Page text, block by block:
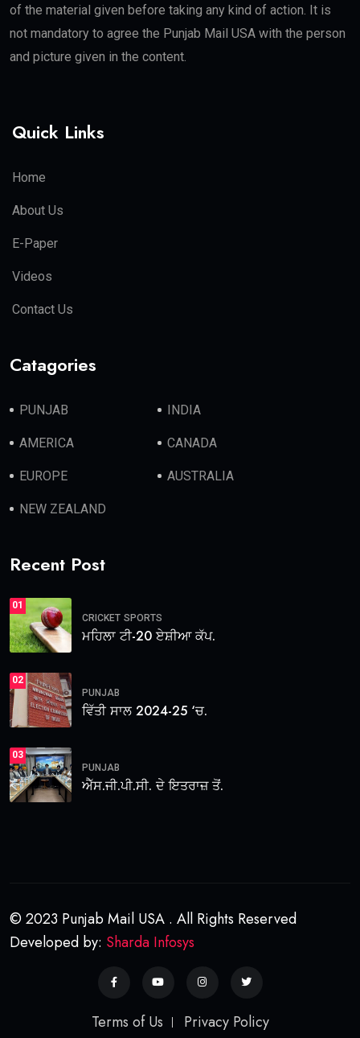
of the material given before taking any kind of action. It is
not mandatory to agree the Punjab Mail USA with the person
and picture given in the content.
Quick Links
Home
About Us
E-Paper
Videos
Contact Us
Catagories
PUNJAB INDIA
AMERICA CANADA
EUROPE AUSTRALIA
NEW ZEALAND
Recent Post
01
CRICKET SPORTS
ਮਹਿਲਾ ਟੀ-20 ਏਸ਼ੀਆ ਕੱਪ.
02
PUNJAB
ਵਿੱਤੀ ਸਾਲ 2024-25 ‘ਚ.
03
PUNJAB
ਐੱਸ.ਜੀ.ਪੀ.ਸੀ. ਦੇ ਇਤਰਾਜ਼ ਤੋਂ.
© 2023 Punjab Mail USA . All Rights Reserved
Developed by: Sharda Infosys
Terms of Us Privacy Policy